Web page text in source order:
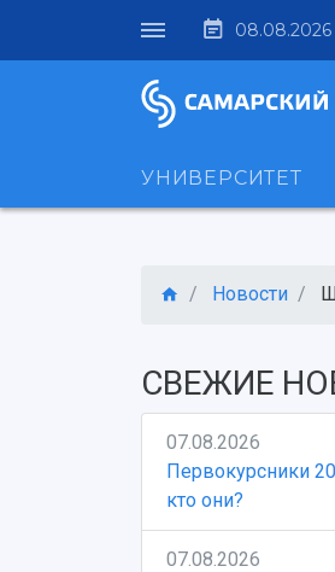
08.08.2026
УНИВЕРСИТЕТ
Новости
СВЕЖИЕ
07.08.2026
Первокурсники
кто они?
07.08.2026